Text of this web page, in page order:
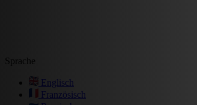
Sprache
Englisch
Französisch